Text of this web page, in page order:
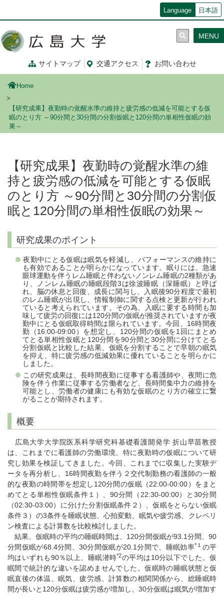
コ
ン
移
Language 日本語
サイトマップ 交通アクセス お問い合わせ
MENU
Home
【研究成果】夜勤時の覚醒水準の維持と疲労感の低減を可能とする仮
眠のとり方 ～90分間と30分間の分割仮眠と120分間の単相性仮眠の効
果～
【研究成果】夜勤時の覚醒水準の維
持と疲労感の低減を可能とする仮眠
のとり方 ～90分間と30分間の分割仮
眠と120分間の単相性仮眠の効果～
研究成果のポイント
夜勤中にとる仮眠は眠気を軽減し、パフォーマンスの維持に
も有効であることが明らかになっています。眠りには、急速
眼球運動を伴うレム睡眠と伴わないノンレム睡眠の2種類があ
り、ノンレム睡眠の睡眠段階3は徐波睡眠（深睡眠）と呼ば
れ、脳の休息と回復、成長に関与し、入眠後90分程度で最初
のレム睡眠が出現し、情報制御に関する点検と更新が行われ
ていると考えられています。その為、入眠に要する時間も加
味して疲労の回復には120分間の仮眠が推奨されていますが夜
勤中にとる仮眠取得時間は限られています。今回、16時間夜
勤（16:00-09:00）を想定し、120分間の仮眠を1回にまとめ
てとる単相性仮眠と120分間を90分間と30分間に分けてとる
分割仮眠と比較した結果、仮眠を分割することで早朝の眠気
を抑え、特に疲労感の低減効果に優れていることを明らかに
しました。
この研究成果は、長時間夜勤に従事する看護師や、夜間に危
険を伴う作業に従事する労働者など、長時間集中力の維持を
可能とし、労働者の健康にも有効な仮眠のとり方の確立に繋
がることが期待されます。
概要
広島大学大学院医系科学研究科基礎看護開発学 折山早苗教授
は、これまでに看護師の労働環境、特に夜勤時の仮眠について研
究し効果を検証してきました。今回、これまでに収集した実験デ
ータを再分析し、16時間夜勤を伴う２交代制勤務の看護師の一般
的な夜勤の時間帯を想定し120分間の仮眠（22:00-00:00）をまと
めてとる単相性仮眠条件１）、90分間（22:30-00:00）と30分間
（02:30-03:00）に分けた分割仮眠条件２）、仮眠をとらない仮眠
条件３）の3条件を睡眠状態、心拍変動、眠気や疲労感、クレペリ
ン検査による計算数を比較検討しました。
結果、仮眠時の平均の睡眠時間は、120分間仮眠が93.1分間、90
分間仮眠が68.4分間、30分間仮眠が20.1分間で、睡眠効率*１ の平
均はいずれも90％以上、睡眠潜時*2の平均は10分以下でした。仮
眠間で統計的な違いを認めませんでした。仮眠時の睡眠状態と仮
眠直後の体温、眠気、疲労感、計算数の相関関係から、総睡眠時
間が長いと120分仮眠は疲労感が増加し、30分仮眠は眠気が増加す